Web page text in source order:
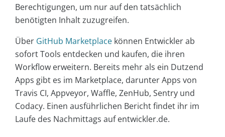
Berechtigungen, um nur auf den tatsächlich
benötigten Inhalt zuzugreifen.
Über GitHub Marketplace können Entwickler ab
sofort Tools entdecken und kaufen, die ihren
Workflow erweitern. Bereits mehr als ein Dutzend
Apps gibt es im Marketplace, darunter Apps von
Travis CI, Appveyor, Waffle, ZenHub, Sentry und
Codacy. Einen ausführlichen Bericht findet ihr im
Laufe des Nachmittags auf entwickler.de.